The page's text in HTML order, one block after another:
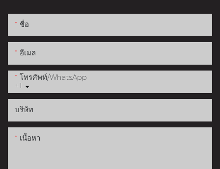
ชื่อ
อีเมล
+1
โทรศัพท์/WhatsApp
บริษัท
เนื้อหา